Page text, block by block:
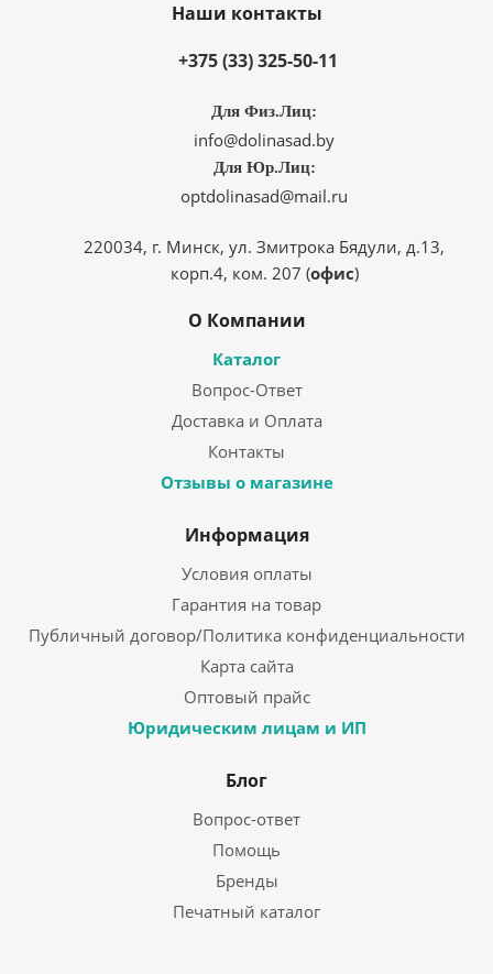
Наши контакты
+375 (33) 325-50-11
Для Физ.Лиц:
info@dolinasad.by
Для Юр.Лиц:
optdolinasad@mail.ru
220034, г. Минск, ул. Змитрока Бядули, д.13,
корп.4, ком. 207 (офис)
О Компании
Каталог
Вопрос-Ответ
Доставка и Оплата
Контакты
Отзывы о магазине
Информация
Условия оплаты
Гарантия на товар
Публичный договор/Политика конфиденциальности
Карта сайта
Оптовый прайс
Юридическим лицам и ИП
Блог
Вопрос-ответ
Помощь
Бренды
Печатный каталог